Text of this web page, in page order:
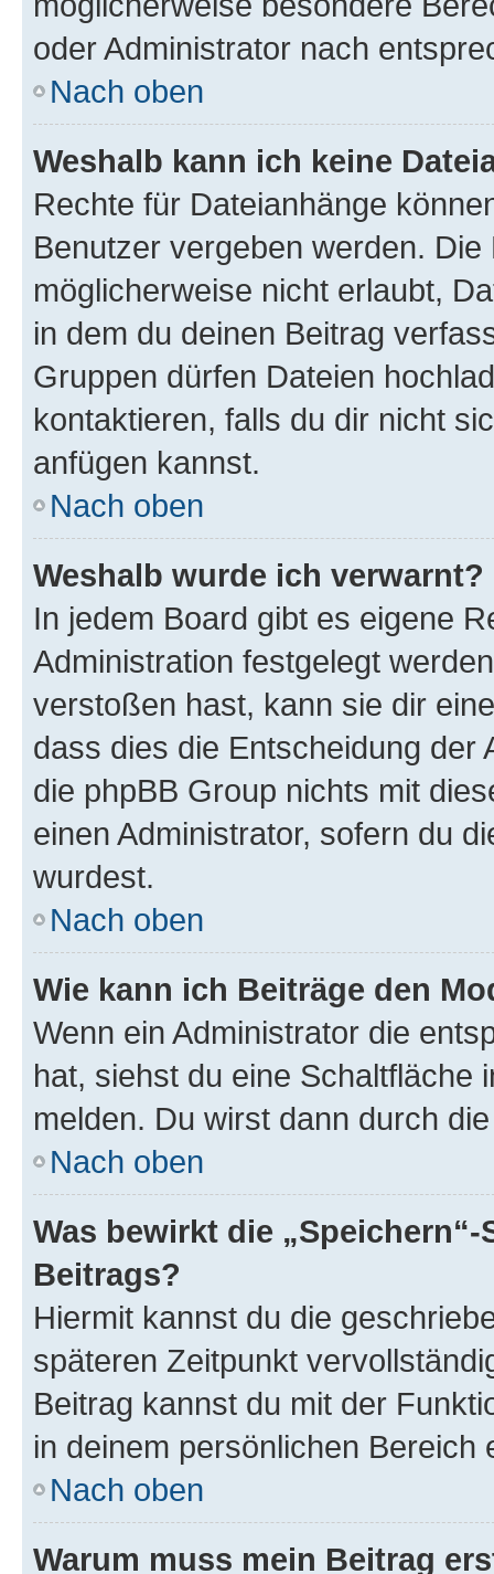
oder Administrator nach
Nach oben
Weshalb kann ich keine
Rechte für Dateianhänge
Benutzer vergeben werden.
möglicherweise nicht erlaubt,
in dem du deinen Beitrag
Gruppen dürfen Dateien
kontaktieren, falls du dir nicht
anfügen kannst.
Nach oben
Weshalb wurde ich verwarnt?
In jedem Board gibt es eigene
Administration festgelegt
verstoßen hast, kann sie dir
dass dies die Entscheidung der
die phpBB Group nichts mit
einen Administrator, sofern du
wurdest.
Nach oben
Wie kann ich Beiträge den
Wenn ein Administrator die
hat, siehst du eine Schaltfläche
melden. Du wirst dann durch
Nach oben
Was bewirkt die
Beitrags?
Hiermit kannst du die
späteren Zeitpunkt
Beitrag kannst du mit der
in deinem persönlichen Bereich
Nach oben
Warum muss mein Beitrag